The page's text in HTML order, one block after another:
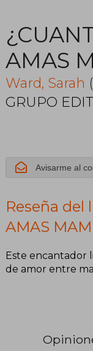
AMAS
Ward, Sarah
GRUPO
Avisarme al
Reseña del
AMAS
Este encantador
de amor entre